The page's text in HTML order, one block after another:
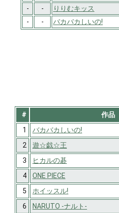
-
- りりむキッス
-
- バカバカしいの!
# 作品
1
バカバカしいの!
2
遊☆戯☆王
3
ヒカルの碁
4
ONE PIECE
5
ホイッスル!
6
NARUTO -ナルト-